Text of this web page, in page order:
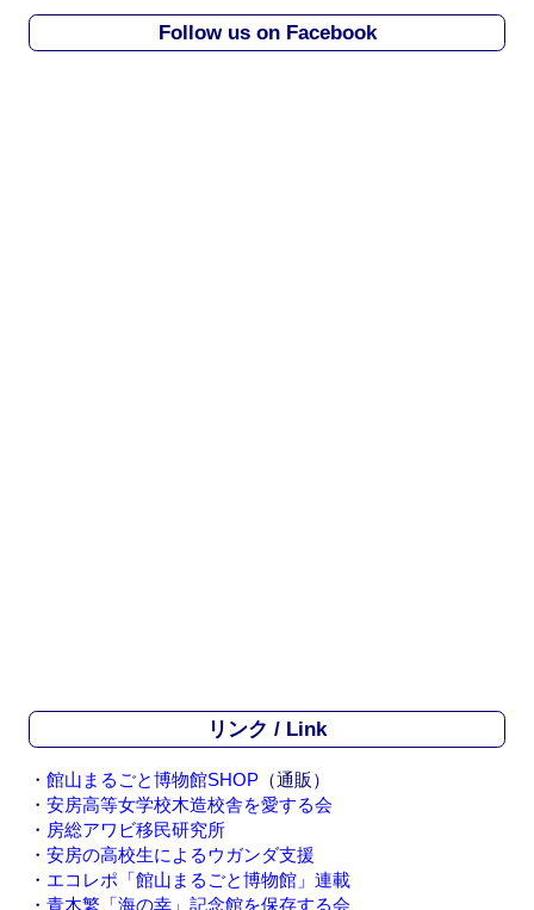
i
Follow us on Facebook
リンク / Link
・ 館山まるごと博物館SHOP （通販）
・ 安房高等女学校木造校舎を愛する会
・ 房総アワビ移民研究所
・ 安房の高校生によるウガンダ支援
・ エコレポ「館山まるごと博物館」連載
・ 青木繁「海の幸」記念館を保存する会